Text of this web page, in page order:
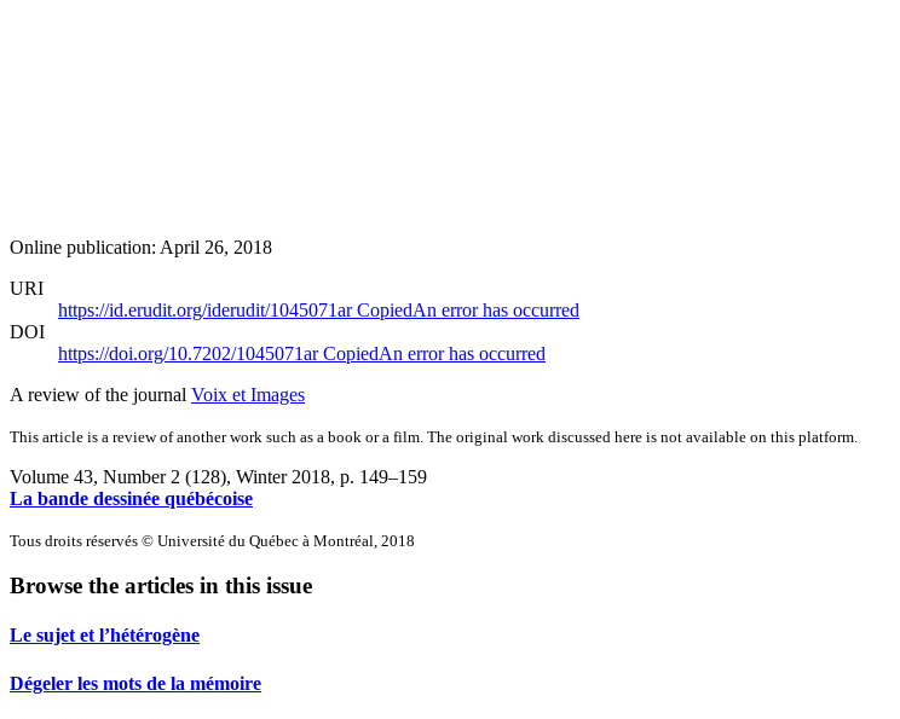
Online publication: April 26, 2018
URI
https://id.erudit.org/iderudit/1045071arCopiedAn error has occurred
DOI
https://doi.org/10.7202/1045071arCopiedAn error has occurred
A review of the journal Voix et Images
This article is a review of another work such as a book or a film. The original work discussed here is not available on this platform.
Volume 43, Number 2 (128), Winter 2018, p. 149–159
La bande dessinée québécoise
Tous droits réservés © Université du Québec à Montréal, 2018
Browse the articles in this issue
Le sujet et l’hétérogène
Dégeler les mots de la mémoire